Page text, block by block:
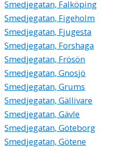
Smedjegatan, Falköping
Smedjegatan, Figeholm
Smedjegatan, Fjugesta
Smedjegatan, Forshaga
Smedjegatan, Frösön
Smedjegatan, Gnosjö
Smedjegatan, Grums
Smedjegatan, Gällivare
Smedjegatan, Gävle
Smedjegatan, Göteborg
Smedjegatan, Götene